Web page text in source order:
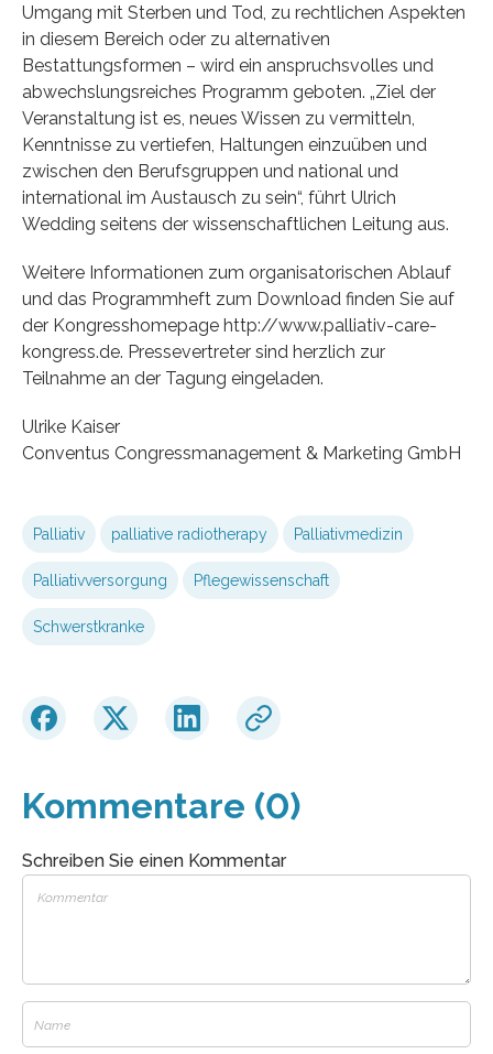
Umgang mit Sterben und Tod, zu rechtlichen Aspekten
in diesem Bereich oder zu alternativen
Bestattungsformen – wird ein anspruchsvolles und
abwechslungsreiches Programm geboten. „Ziel der
Veranstaltung ist es, neues Wissen zu vermitteln,
Kenntnisse zu vertiefen, Haltungen einzuüben und
zwischen den Berufsgruppen und national und
international im Austausch zu sein“, führt Ulrich
Wedding seitens der wissenschaftlichen Leitung aus.
Weitere Informationen zum organisatorischen Ablauf
und das Programmheft zum Download finden Sie auf
der Kongresshomepage http://www.palliativ-care-
kongress.de. Pressevertreter sind herzlich zur
Teilnahme an der Tagung eingeladen.
Ulrike Kaiser
Conventus Congressmanagement & Marketing GmbH
Palliativ palliative radiotherapy Palliativmedizin
Palliativversorgung Pflegewissenschaft
Schwerstkranke
Kommentare (0)
Schreiben Sie einen Kommentar